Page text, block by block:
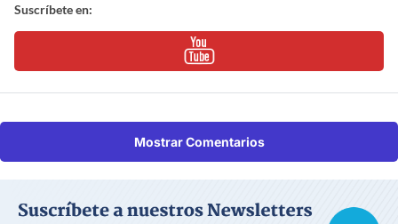
Suscríbete en:
Mostrar Comentarios